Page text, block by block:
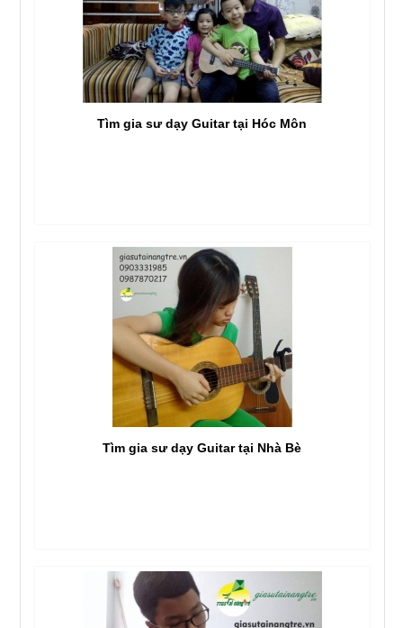
Tìm gia sư dạy Guitar tại Hóc Môn
Tìm gia sư dạy Guitar tại Nhà Bè